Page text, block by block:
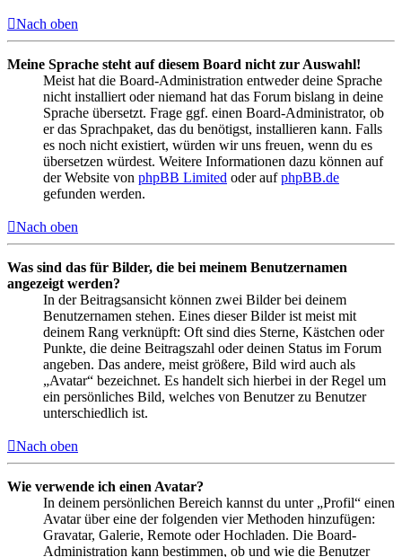
Nach oben
Meine Sprache steht auf diesem Board nicht zur Auswahl!
Meist hat die Board-Administration entweder deine Sprache
nicht installiert oder niemand hat das Forum bislang in deine
Sprache übersetzt. Frage ggf. einen Board-Administrator, ob
er das Sprachpaket, das du benötigst, installieren kann. Falls
es noch nicht existiert, würden wir uns freuen, wenn du es
übersetzen würdest. Weitere Informationen dazu können auf
der Website von phpBB Limited oder aufphpBB.de
gefunden werden.
Nach oben
Was sind das für Bilder, die bei meinem Benutzernamen
angezeigt werden?
In der Beitragsansicht können zwei Bilder bei deinem
Benutzernamen stehen. Eines dieser Bilder ist meist mit
deinem Rang verknüpft: Oft sind dies Sterne, Kästchen oder
Punkte, die deine Beitragszahl oder deinen Status im Forum
angeben. Das andere, meist größere, Bild wird auch als
„Avatar“ bezeichnet. Es handelt sich hierbei in der Regel um
ein persönliches Bild, welches von Benutzer zu Benutzer
unterschiedlich ist.
Nach oben
Wie verwende ich einen Avatar?
In deinem persönlichen Bereich kannst du unter „Profil“ einen
Avatar über eine der folgenden vier Methoden hinzufügen:
Gravatar, Galerie, Remote oder Hochladen. Die Board-
Administration kann bestimmen, ob und wie die Benutzer